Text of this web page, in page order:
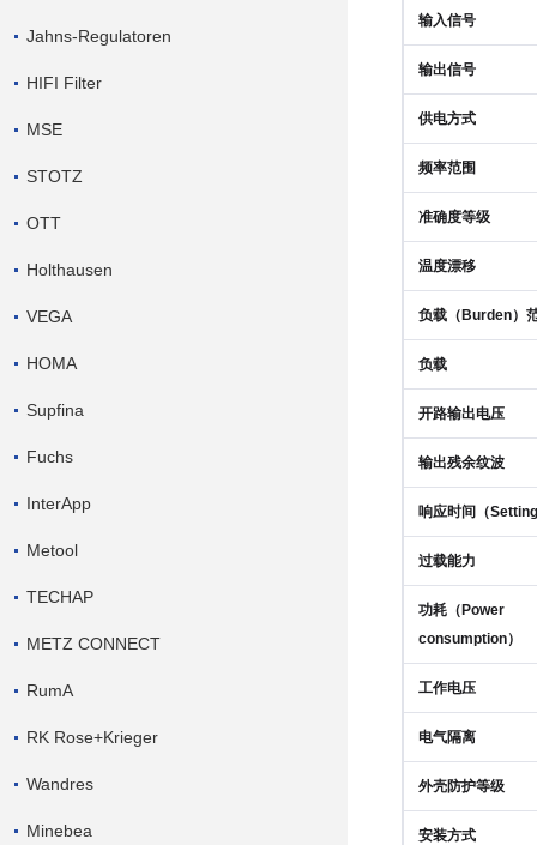
Jahns-Regulatoren
HIFI Filter
MSE
STOTZ
OTT
Holthausen
VEGA
HOMA
Supfina
Fuchs
InterApp
Metool
TECHAP
METZ CONNECT
RumA
RK Rose+Krieger
Wandres
Minebea
输入信号
输出信号
供电方式
频率范围
准确度等级
温度漂移
负载（Burden）
负载
开路输出电压
输出残余纹波
响应时间（
过载能力
功耗（Power
consumption）
工作电压
电气隔离
外壳防护等级
安装方式